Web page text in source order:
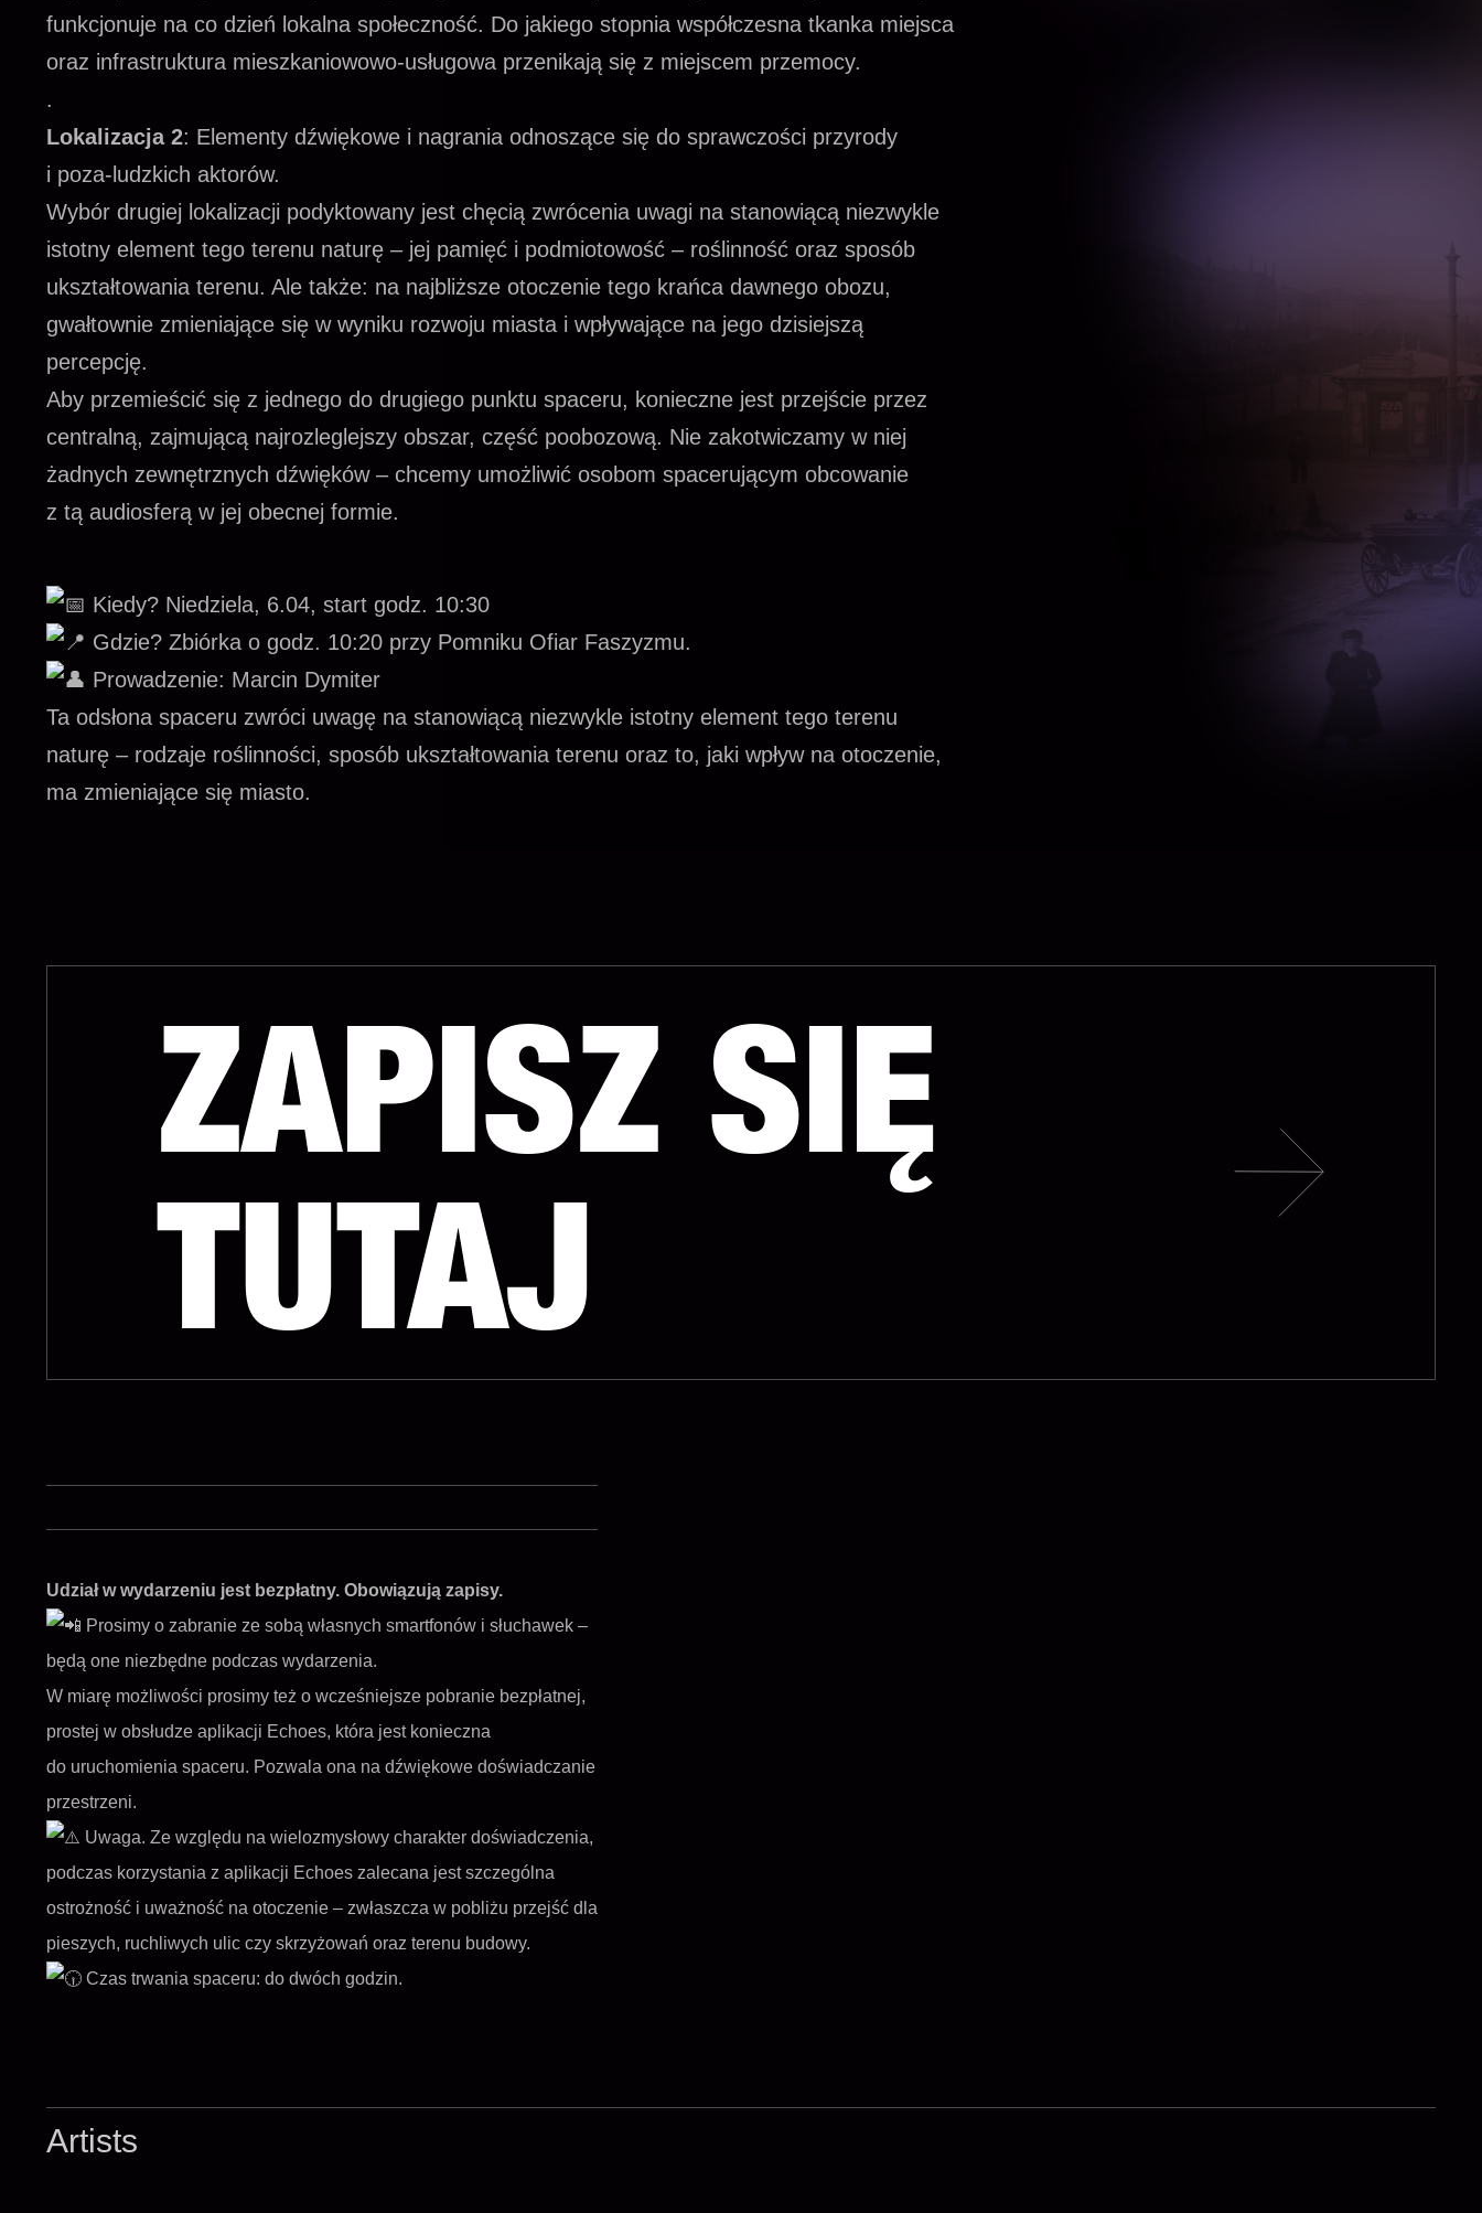
funkcjonuje na co dzień lokalna społeczność. Do jakiego stopnia współczesna tkanka miejsca
oraz infrastruktura mieszkaniowowo-usługowa przenikają się z miejscem przemocy.
.
Lokalizacja 2: Elementy dźwiękowe i nagrania odnoszące się do sprawczości przyrody
i poza-ludzkich aktorów.
Wybór drugiej lokalizacji podyktowany jest chęcią zwrócenia uwagi na stanowiącą niezwykle
istotny element tego terenu naturę – jej pamięć i podmiotowość – roślinność oraz sposób
ukształtowania terenu. Ale także: na najbliższe otoczenie tego krańca dawnego obozu,
gwałtownie zmieniające się w wyniku rozwoju miasta i wpływające na jego dzisiejszą
percepcję.
Aby przemieścić się z jednego do drugiego punktu spaceru, konieczne jest przejście przez
centralną, zajmującą najrozleglejszy obszar, część poobozową. Nie zakotwiczamy w niej
żadnych zewnętrznych dźwięków – chcemy umożliwić osobom spacerującym obcowanie
z tą audiosferą w jej obecnej formie.
Kiedy? Niedziela, 6.04, start godz. 10:30
Gdzie? Zbiórka o godz. 10:20 przy Pomniku Ofiar Faszyzmu.
Prowadzenie: Marcin Dymiter
Ta odsłona spaceru zwróci uwagę na stanowiącą niezwykle istotny element tego terenu
naturę – rodzaje roślinności, sposób ukształtowania terenu oraz to, jaki wpływ na otoczenie,
ma zmieniające się miasto.
ZAPISZ SIĘ
TUTAJ
Udział w wydarzeniu jest bezpłatny. Obowiązują zapisy.
Prosimy o zabranie ze sobą własnych smartfonów i słuchawek –
będą one niezbędne podczas wydarzenia.
W miarę możliwości prosimy też o wcześniejsze pobranie bezpłatnej,
prostej w obsłudze aplikacji Echoes, która jest konieczna
do uruchomienia spaceru. Pozwala ona na dźwiękowe doświadczanie
przestrzeni.
Uwaga. Ze względu na wielozmysłowy charakter doświadczenia,
podczas korzystania z aplikacji Echoes zalecana jest szczególna
ostrożność i uważność na otoczenie – zwłaszcza w pobliżu przejść dla
pieszych, ruchliwych ulic czy skrzyżowań oraz terenu budowy.
Czas trwania spaceru: do dwóch godzin.
Artists